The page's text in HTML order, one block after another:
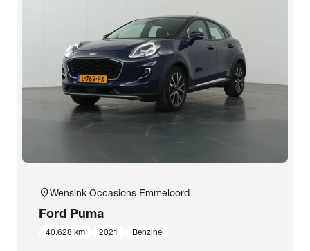
location_onWensink Occasions Emmeloord
Ford Puma
40.628 km 2021 Benzine